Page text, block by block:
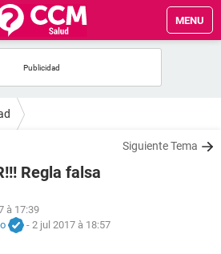
MENU
Siguiente Tema
Regla falsa
à 17:39
- 2 jul 2017 à 18:57